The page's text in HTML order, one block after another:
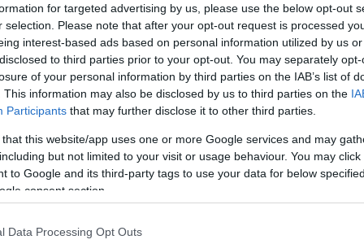
for targeted advertising by us, please use the below opt-out
selection. Please note that after your opt-out request is processed
interest-based ads based on personal information utilized by us
to third parties prior to your opt-out. You may separately
of your personal information by third parties on the IAB’s list of
This information may also be disclosed by us to third parties on the
Participants that may further disclose it to other third parties.
that this website/app uses one or more Google services and may
but not limited to your visit or usage behaviour. You may
to Google and its third-party tags to use your data for below
consent section.
Data Processing Opt Outs
του Ολυμπιακού για το ντέρμπι με τον
παρέμβαση και ζητάει τιμωρία του Ολυμπιακού
Ολυμπιακός